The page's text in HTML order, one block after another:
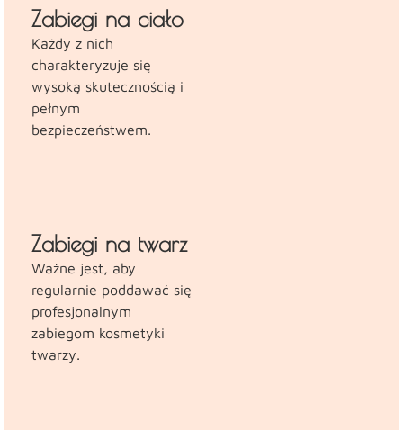
Zabiegi na ciało
Każdy z nich
charakteryzuje się
wysoką skutecznością i
pełnym
bezpieczeństwem.
Zabiegi na twarz
Ważne jest, aby
regularnie poddawać się
profesjonalnym
zabiegom kosmetyki
twarzy.